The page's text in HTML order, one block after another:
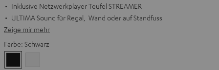
Inklusive Netzwerkplayer Teufel STREAMER
ULTIMA Sound für Regal, Wand oder auf Standfuss
Zeige mir mehr
Farbe: Schwarz